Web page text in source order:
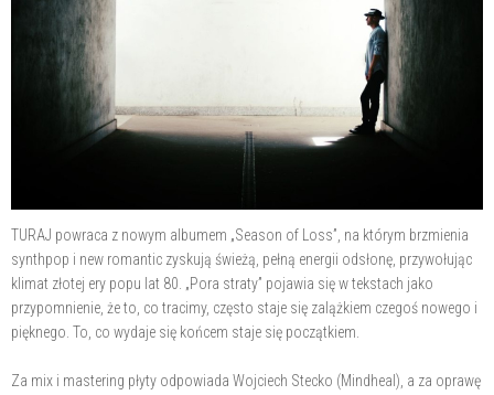
TURAJ powraca z nowym albumem „Season of Loss”, na którym brzmienia
synthpop i new romantic zyskują świeżą, pełną energii odsłonę, przywołując
klimat złotej ery popu lat 80. „Pora straty” pojawia się w tekstach jako
przypomnienie, że to, co tracimy, często staje się zalążkiem czegoś nowego i
pięknego. To, co wydaje się końcem staje się początkiem.
Za mix i mastering płyty odpowiada Wojciech Stecko (Mindheal), a za oprawę